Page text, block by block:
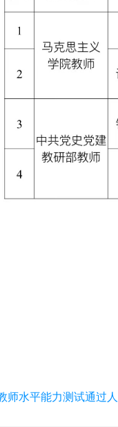
师水平能力测试通过